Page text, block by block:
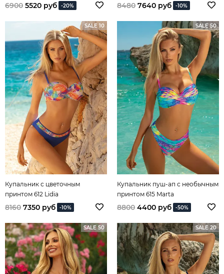
6900 5520 руб -20% 8480 7640 руб -10%
SALE 10
Купальник с цветочным
принтом 612 Lidia
8160 7350 руб -10%
SALE 50
Купальник пуш-ап с необычным
принтом 615 Marta
8800 4400 руб -50%
SALE 50 SALE 20